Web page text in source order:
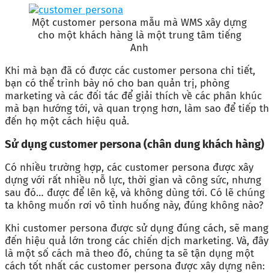
Một customer persona mẫu mà WMS xây dựng
cho một khách hàng là một trung tâm tiếng
Anh
Khi mà bạn đã có được các customer persona chi tiết,
bạn có thể trình bày nó cho ban quản trị, phòng
marketing và các đối tác để giải thích về các phân khúc
mà bạn hướng tới, và quan trọng hơn, làm sao để tiếp
đến họ một cách hiệu quả.
Sử dụngcustomer persona (chân dung khách hàng)
Có nhiều trường hợp, các customer persona được xây
dựng với rất nhiều nỗ lực, thời gian và công sức, nhưng
sau đó… được để lên kệ, và không dùng tới. Có lẽ chúng
ta không muốn rơi vô tình huống này, đúng không nào?
Khi customer persona được sử dụng đúng cách, sẽ mang
đến hiệu quả lớn trong các chiến dịch marketing. Và, đây
là một số cách mà theo đó, chúng ta sẽ tận dụng một
cách tốt nhất các customer persona được xây dựng nên: